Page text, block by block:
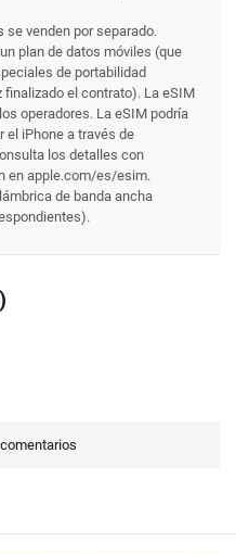
venden por separado.
plan de datos móviles (que
de portabilidad
el contrato). La eSIM
operadores. La eSIM podría
el iPhone a través de
los detalles con
en apple.com/es/esim.
de banda ancha